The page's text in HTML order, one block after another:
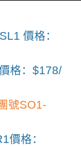
SL1 價格：
格： $178/
號SO1-
價格：